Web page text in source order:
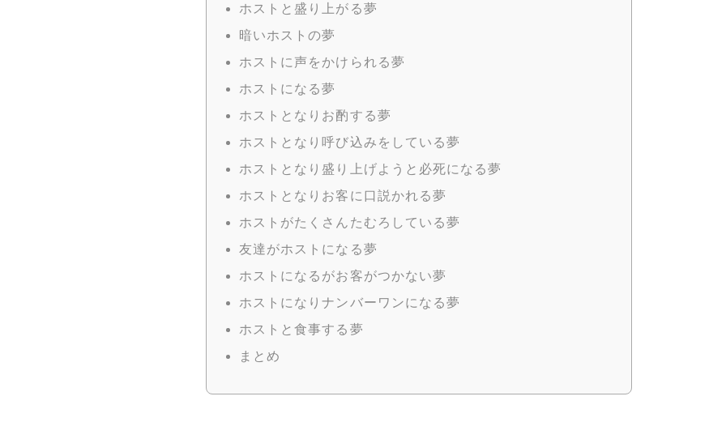
ホストと盛り上がる夢
暗いホストの夢
ホストに声をかけられる夢
ホストになる夢
ホストとなりお酌する夢
ホストとなり呼び込みをしている夢
ホストとなり盛り上げようと必死になる夢
ホストとなりお客に口説かれる夢
ホストがたくさんたむろしている夢
友達がホストになる夢
ホストになるがお客がつかない夢
ホストになりナンバーワンになる夢
ホストと食事する夢
まとめ